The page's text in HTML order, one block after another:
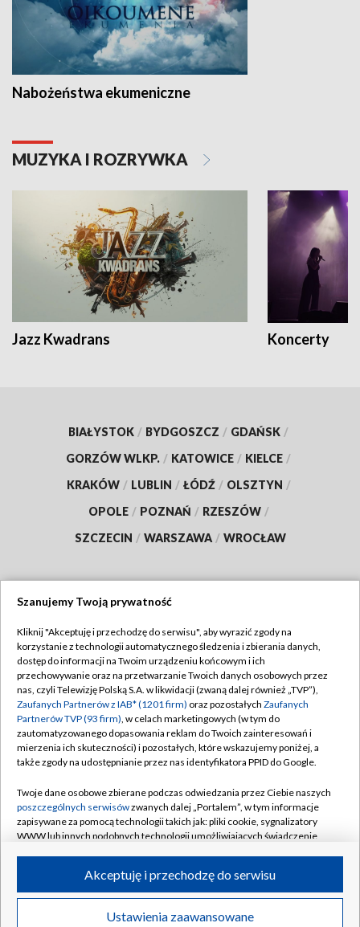
Nabożeństwa ekumeniczne
MUZYKA I ROZRYWKA
Jazz Kwadrans Koncerty
BIAŁYSTOK / BYDGOSZCZ / GDAŃSK /
GORZÓW WLKP. / KATOWICE / KIELCE /
KRAKÓW / LUBLIN / ŁÓDŹ / OLSZTYN /
OPOLE / POZNAŃ / RZESZÓW /
SZCZECIN / WARSZAWA / WROCŁAW
TVP
Abonament TVP
Emisja w TVP
Centrum informacji TVP
Naziemna Telewizja Cyfrowa
Rada Programowa
System NOS
Informacje o nadawcy
Program dla prasy
Regulamin TVP
Polityka prywatności
Moje zgody
Pomoc
Kontakt
Kanały
©2026 Telewizja Polska S.A. w likwidacji
Szanujemy Twoją prywatność
Kliknij "Akceptuję i przechodzę do serwisu", aby wyrazić zgody na
korzystanie z technologii automatycznego śledzenia i zbierania danych,
dostęp do informacji na Twoim urządzeniu końcowym i ich
przechowywanie oraz na przetwarzanie Twoich danych osobowych przez
nas, czyli Telewizję Polską S.A. w likwidacji (zwaną dalej również „TVP”),
Zaufanych Partnerów z IAB* (1201 firm) oraz pozostałych Zaufanych
Partnerów TVP (93 firm), w celach marketingowych (w tym do
zautomatyzowanego dopasowania reklam do Twoich zainteresowań i
mierzenia ich skuteczności) i pozostałych, które wskazujemy poniżej, a
także zgody na udostępnianie przez nas identyfikatora PPID do Google.
Twoje dane osobowe zbierane podczas odwiedzania przez Ciebie naszych
poszczególnych serwisówzwanych dalej „Portalem”, w tym informacje
zapisywane za pomocą technologii takich jak: pliki cookie, sygnalizatory
WWW lub innych podobnych technologii umożliwiających świadczenie
ruchu w Internecie.
Twoje dane osobowe zbierane podczas odwiedzania przez Ciebie
poszczególnych serwisówna Portalu, takie jak adresy IP, identyfikatory
Ustawienia zaawansowane
Akceptuję i przechodzę do serwisu